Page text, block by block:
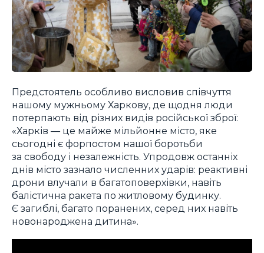
Предстоятель особливо висловив співчуття
нашому мужньому Харкову, де щодня люди
потерпають від різних видів російської зброї:
«Харків — це майже мільйонне місто, яке
сьогодні є форпостом нашої боротьби
за свободу і незалежність. Упродовж останніх
днів місто зазнало численних ударів: реактивні
дрони влучали в багатоповерхівки, навіть
балістична ракета по житловому будинку.
Є загиблі, багато поранених, серед них навіть
новонароджена дитина».